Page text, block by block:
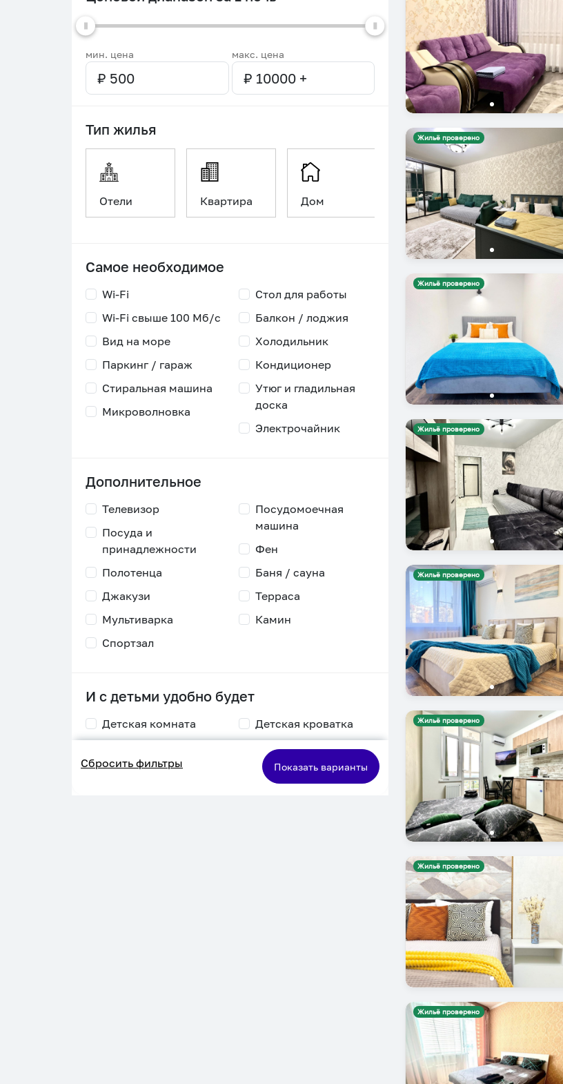
мин. цена макс. цена
Тип жилья
Отели Квартира Дом Уникальное
Самое необходимое
Wi-Fi
Wi-Fi свыше 100 Мб/с
Стол для работы
Балкон / лоджия
Вид на море
Паркинг / гараж
Холодильник
Кондиционер
Стиральная машина
Микроволновка
Утюг и гладильная
доска
Электрочайник
Дополнительное
Телевизор
Посуда и
принадлежности
Посудомоечная
машина
Фен
Полотенца
Джакузи
Баня / сауна
Терраса
Мультиварка
Спортзал
Камин
И с детьми удобно будет
Детская комната
кормления
Детская кроватка
Двухъярусная
кровать
Сбросить фильтры Показать варианты
Жильё проверено
Жильё проверено
Жильё проверено
Жильё проверено
Жильё проверено
Жильё проверено
Жильё проверено